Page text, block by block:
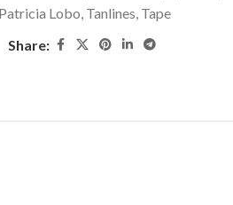
Patricia Lobo, Tanlines, Tape
Share: